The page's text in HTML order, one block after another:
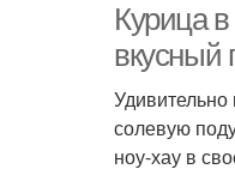
Курица
вкусный
солевую
ноу-хау в